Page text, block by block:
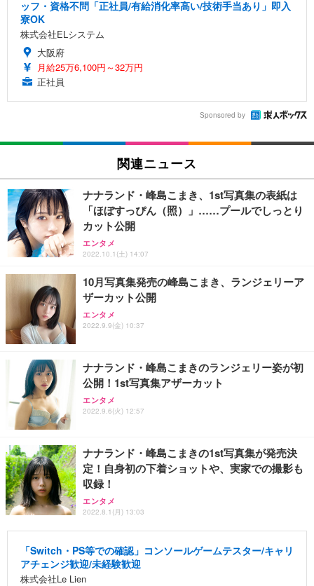
ッフ・資格不問「正社員/有給消化率高い/技術手当あり」即入
寮OK
株式会社ELシステム
大阪府
月給25万6,100円～32万円
正社員
Sponsored by
関連ニュース
ナナランド・峰島こまき、1st写真集の表紙は
「ほぼすっぴん（照）」……プールでしっとり
カット公開
エンタメ
2022.10.1(土) 14:07
10月写真集発売の峰島こまき、ランジェリーア
ザーカット公開
エンタメ
2022.9.9(金) 10:37
ナナランド・峰島こまきのランジェリー姿が初
公開！1st写真集アザーカット
エンタメ
2022.9.6(火) 12:57
ナナランド・峰島こまきの1st写真集が発売決
定！自身初の下着ショットや、実家での撮影も
収録！
エンタメ
2022.8.1(月) 13:03
「Switch・PS等での確認」コンソールゲームテスター/キャリ
アチェンジ歓迎/未経験歓迎
株式会社Le Lien